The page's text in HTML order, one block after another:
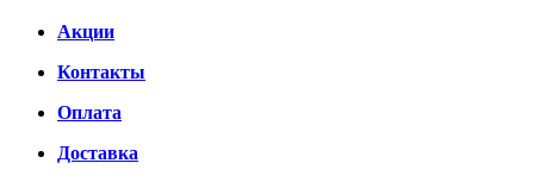
Акции
Контакты
Оплата
Доставка